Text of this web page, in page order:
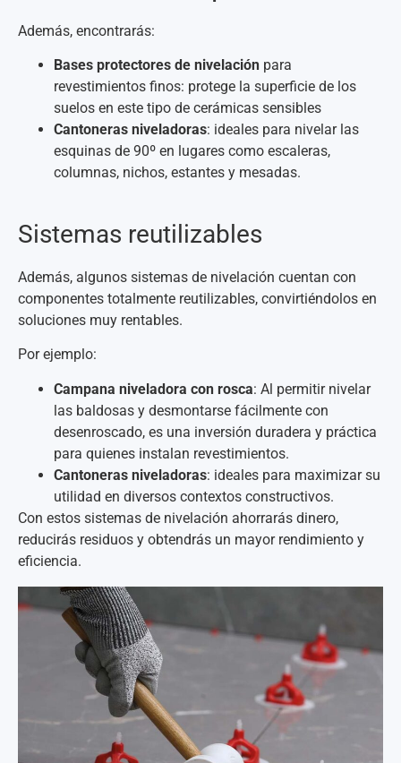
Además, encontrarás:
Bases protectores de nivelación para
revestimientos finos: protege la superficie de los
suelos en este tipo de cerámicas sensibles
Cantoneras niveladoras: ideales para nivelar las
esquinas de 90º en lugares como escaleras,
columnas, nichos, estantes y mesadas.
Sistemas reutilizables
Además, algunos sistemas de nivelación cuentan con
componentes totalmente reutilizables, convirtiéndolos en
soluciones muy rentables.
Por ejemplo:
Campana niveladora con rosca: Al permitir nivelar
las baldosas y desmontarse fácilmente con
desenroscado, es una inversión duradera y práctica
para quienes instalan revestimientos.
Cantoneras niveladoras: ideales para maximizar su
utilidad en diversos contextos constructivos.
Con estos sistemas de nivelación ahorrarás dinero,
reducirás residuos y obtendrás un mayor rendimiento y
eficiencia.